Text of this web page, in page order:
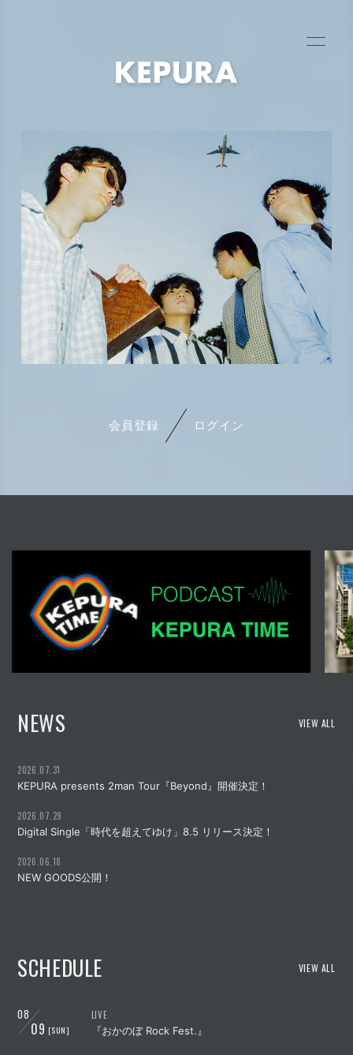
NEWS
VIDEO
RELEASE
PROFILE
FC限定 PHOTO
FC限定 RADIO
FC限定ブログ
FC限定 Q&A
会員登録 ログイン
NEWS VIEW ALL
2026.07.31
KEPURA presents 2man Tour『Beyond』開催決定！
2026.07.29
Digital Single「時代を超えてゆけ」8.5 リリース決定！
2026.06.18
NEW GOODS公開！
SCHEDULE VIEW ALL
08
09 [SUN]
LIVE
『おかのぼ Rock Fest.』